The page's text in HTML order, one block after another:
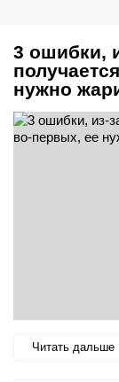
3 ошибки,
нужно
Читать дальше